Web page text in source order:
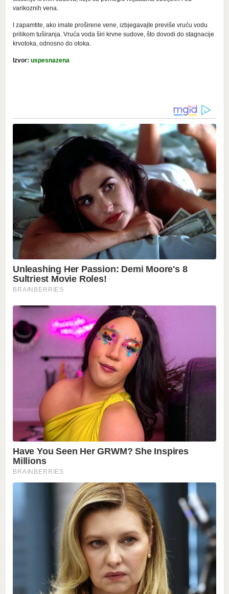
varikoznih vena.
I zapamtite, ako imate proširene vene, izbjegavajte previše vruću vodu
prilikom tuširanja. Vruća voda širi krvne sudove, što dovodi do stagnacije
krvotoka, odnosno do otoka.
Izvor: uspesnazena